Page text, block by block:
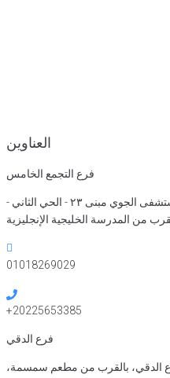
العناوين
فرع التجمع الخامس
(التسعين الجنوبي ) خطوات من المستشفى الجوي مبنى ٢٣ - الحي الثاني -
المدرسة الخليجية الإنجليزية
01018269029
20225653385+
فرع الدقي
الدقي، بالقرب من مطعم سمسمة،